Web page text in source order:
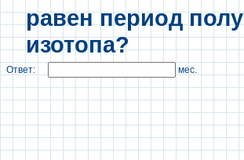
равен период
изотопа?
Ответ: мес.